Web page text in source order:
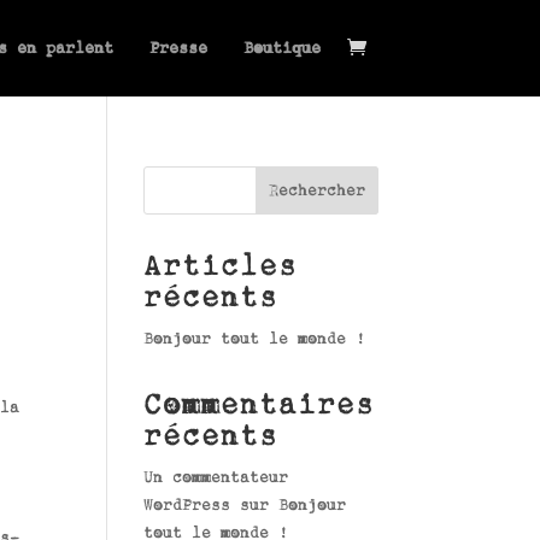
en parlent Presse Boutique
Rechercher
Articles
récents
Bonjour tout le monde !
Commentaires
récents
Un commentateur
WordPress surBonjour
tout le monde !